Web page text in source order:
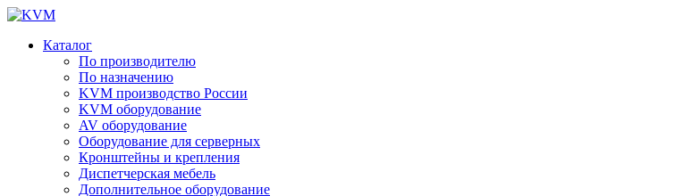
Каталог
По производителю
По назначению
KVM производство России
KVM оборудование
AV оборудование
Оборудование для серверных
Кронштейны и крепления
Диспетчерская мебель
Дополнительное оборудование